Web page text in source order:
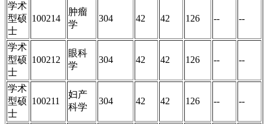
学术
型硕
士
100214
肿瘤
学
304 42 42 126 -- --
学术
型硕
士
100212
眼科
学
304 42 42 126 -- --
学术
型硕
士
100211
妇产
科学
304 42 42 126 -- --